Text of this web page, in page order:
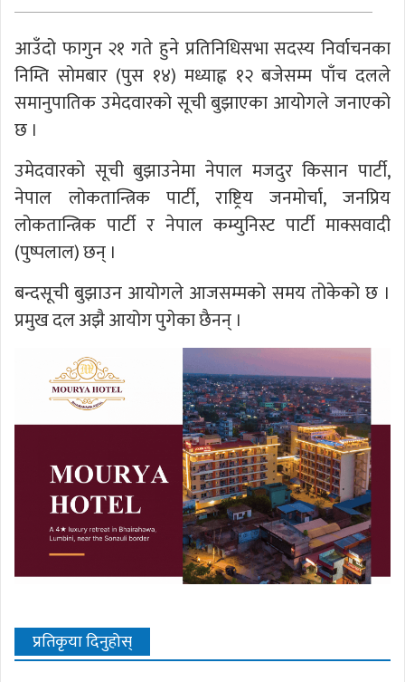
आउँदो फागुन २१ गते हुने प्रतिनिधिसभा सदस्य निर्वाचनका
निम्ति सोमबार (पुस १४) मध्याह्न १२ बजेसम्म पाँच दलले
समानुपातिक उमेदवारको सूची बुझाएका आयोगले जनाएको
छ ।
उमेदवारको सूची बुझाउनेमा नेपाल मजदुर किसान पार्टी,
नेपाल लोकतान्त्रिक पार्टी, राष्ट्रिय जनमोर्चा, जनप्रिय
लोकतान्त्रिक पार्टी र नेपाल कम्युनिस्ट पार्टी माक्सवादी
(पुष्पलाल) छन् ।
बन्दसूची बुझाउन आयोगले आजसम्मको समय तोकेको छ ।
प्रमुख दल अझै आयोग पुगेका छैनन् ।
प्रतिकृया दिनुहोस्